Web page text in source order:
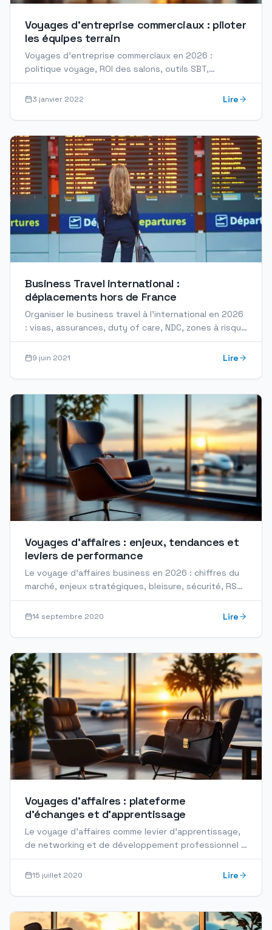
Voyages d'entreprise commerciaux : piloter
les équipes terrain
Voyages d'entreprise commerciaux en 2026 :
politique voyage, ROI des salons, outils SBT,
reporting et RSE pour optimiser les déplacements
des équipes…
3 janvier 2022 Lire
Business Travel international :
déplacements hors de France
Organiser le business travel à l'international en 2026
: visas, assurances, duty of care, NDC, zones à risque
et gestion des imprévus. Guide complet pour les…
9 juin 2021 Lire
Voyages d'affaires : enjeux, tendances et
leviers de performance
Le voyage d'affaires business en 2026 : chiffres du
marché, enjeux stratégiques, bleisure, sécurité, RSE
et outils pour piloter vos déplacements
professionnels.
14 septembre 2020 Lire
Voyages d'affaires : plateforme
d'échanges et d'apprentissage
Le voyage d'affaires comme levier d'apprentissage,
de networking et de développement professionnel :
outils, préparation et retour d'expérience pour les…
15 juillet 2020 Lire